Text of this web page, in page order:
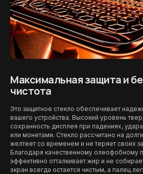
Максимальная защита и
чистота
Это защитное стекло обеспечивает
вашего устройства. Высокий уровень
сохранность дисплея при падениях,
или монетами. Стекло рассчитано на
желтеет со временем и не теряет своих
Благодаря качественному олеофобному
эффективно отталкивает жир и не
экран всегда остается чистым, а палец